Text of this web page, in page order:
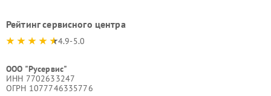
Рейтинг сервисного центра
4.9-5.0
ООО "Русервис"
ИНН 7702633247
ОГРН 1077746335776